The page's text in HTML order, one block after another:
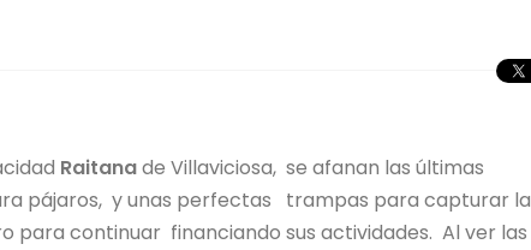
Raitanade Villaviciosa, se afanan las últimas
pájaros, y unas perfectas trampas para capturar la
para continuar financiando sus actividades. Al ver las